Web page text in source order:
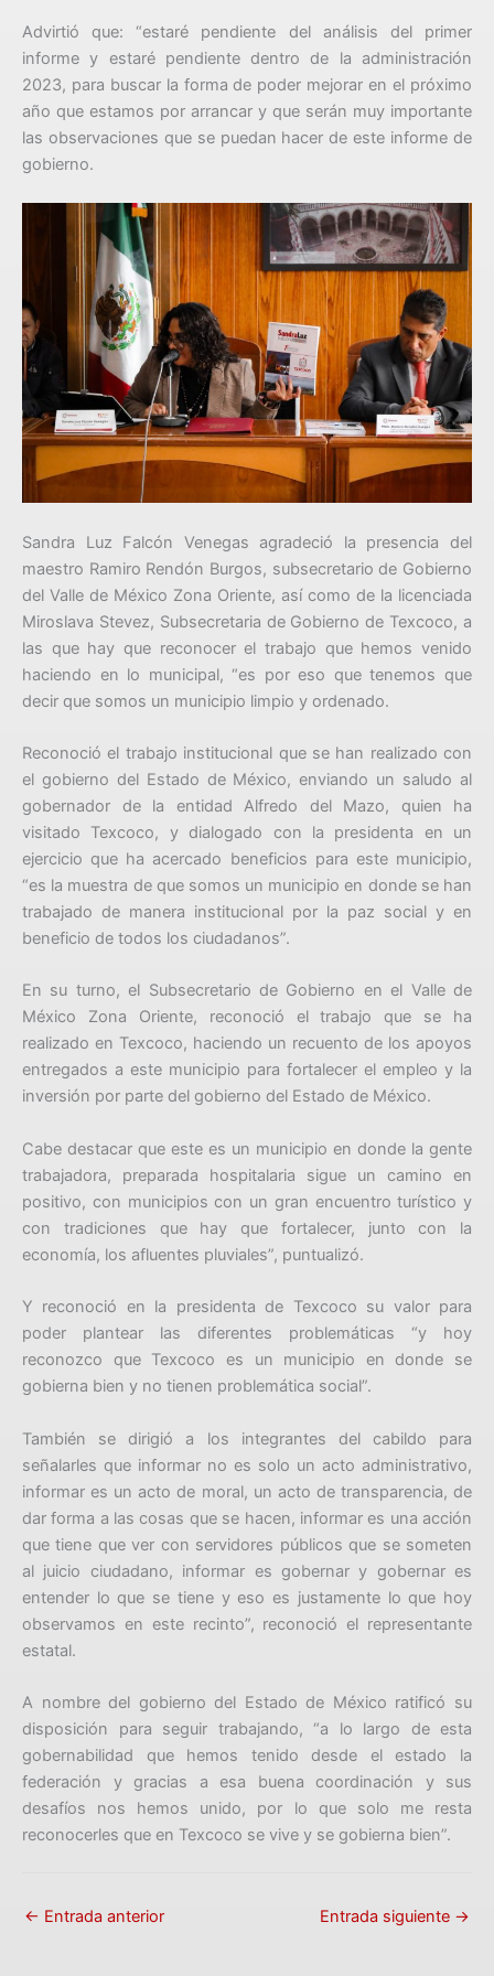
Advirtió que: “estaré pendiente del análisis del primer
informe y estaré pendiente dentro de la administración
2023, para buscar la forma de poder mejorar en el próximo
año que estamos por arrancar y que serán muy importante
las observaciones que se puedan hacer de este informe de
gobierno.
Sandra Luz Falcón Venegas agradeció la presencia del
maestro Ramiro Rendón Burgos, subsecretario de Gobierno
del Valle de México Zona Oriente, así como de la licenciada
Miroslava Stevez, Subsecretaria de Gobierno de Texcoco, a
las que hay que reconocer el trabajo que hemos venido
haciendo en lo municipal, “es por eso que tenemos que
decir que somos un municipio limpio y ordenado.
Reconoció el trabajo institucional que se han realizado con
el gobierno del Estado de México, enviando un saludo al
gobernador de la entidad Alfredo del Mazo, quien ha
visitado Texcoco, y dialogado con la presidenta en un
ejercicio que ha acercado beneficios para este municipio,
“es la muestra de que somos un municipio en donde se han
trabajado de manera institucional por la paz social y en
beneficio de todos los ciudadanos”.
En su turno, el Subsecretario de Gobierno en el Valle de
México Zona Oriente, reconoció el trabajo que se ha
realizado en Texcoco, haciendo un recuento de los apoyos
entregados a este municipio para fortalecer el empleo y la
inversión por parte del gobierno del Estado de México.
Cabe destacar que este es un municipio en donde la gente
trabajadora, preparada hospitalaria sigue un camino en
positivo, con municipios con un gran encuentro turístico y
con tradiciones que hay que fortalecer, junto con la
economía, los afluentes pluviales”, puntualizó.
Y reconoció en la presidenta de Texcoco su valor para
poder plantear las diferentes problemáticas “y hoy
reconozco que Texcoco es un municipio en donde se
gobierna bien y no tienen problemática social”.
También se dirigió a los integrantes del cabildo para
señalarles que informar no es solo un acto administrativo,
informar es un acto de moral, un acto de transparencia, de
dar forma a las cosas que se hacen, informar es una acción
que tiene que ver con servidores públicos que se someten
al juicio ciudadano, informar es gobernar y gobernar es
entender lo que se tiene y eso es justamente lo que hoy
observamos en este recinto”, reconoció el representante
estatal.
A nombre del gobierno del Estado de México ratificó su
disposición para seguir trabajando, “a lo largo de esta
gobernabilidad que hemos tenido desde el estado la
federación y gracias a esa buena coordinación y sus
desafíos nos hemos unido, por lo que solo me resta
reconocerles que en Texcoco se vive y se gobierna bien”.
← Entrada anterior Entrada siguiente →